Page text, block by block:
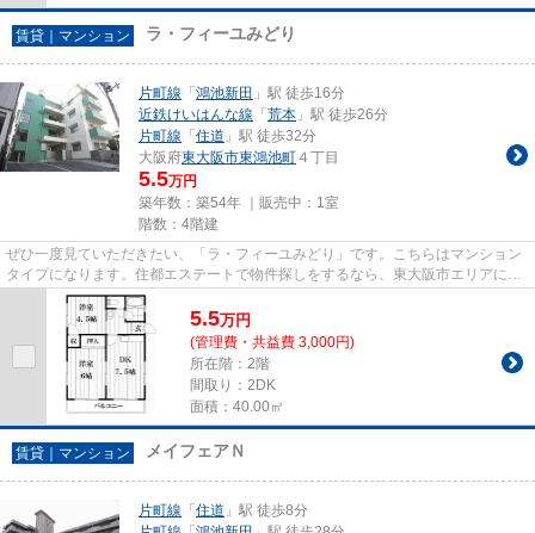
賃貸｜マンション ラ・フィーユみどり
片町線 「 鴻池新田 」駅 徒歩16分
近鉄けいはんな線 「 荒本 」駅 徒歩26分
片町線 「 住道 」駅 徒歩32分
大阪府東大阪市東鴻池町 ４丁目
5.5万円
築年数：築54年 ｜販売中： 1室
階数：4階建
ぜひ一度見ていただきたい、「ラ・フィーユみどり」です。こちらはマンション
タイプになります。住都エステートで物件探しをするなら、東大阪市エリアにあ
る物件はいかがですか。片町...
5.5万円
(管理費・共益費 3,000円)
所在階：2階
間取り：2DK
面積：40.00㎡
賃貸｜マンション メイフェアＮ
片町線 「 住道 」駅 徒歩8分